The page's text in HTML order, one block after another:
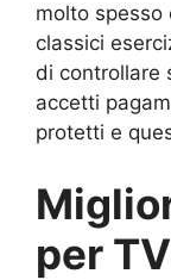
molto spesso
classici
di controllare
accetti
protetti e
per